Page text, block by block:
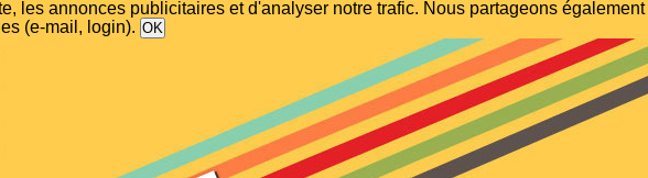
les annonces publicitaires et d'analyser notre trafic. Nous partageons
(e-mail, login).